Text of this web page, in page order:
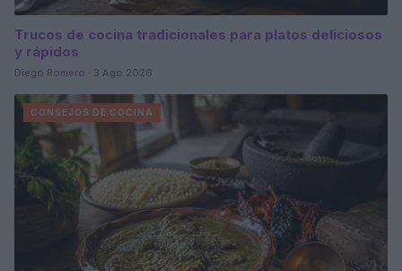
Trucos de cocina tradicionales para platos deliciosos
y rápidos
Diego Romero · 3 Ago 2026
CONSEJOS DE COCINA